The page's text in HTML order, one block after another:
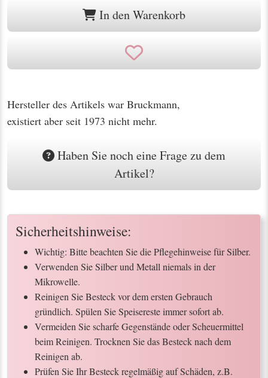
In den Warenkorb
Hersteller des Artikels war Bruckmann,
existiert aber seit 1973 nicht mehr.
Haben Sie noch eine Frage zu dem
Artikel?
Sicherheitshinweise:
Wichtig: Bitte beachten Sie die Pflegehinweise für Silber.
Verwenden Sie Silber und Metall niemals in der
Mikrowelle.
Reinigen Sie Besteck vor dem ersten Gebrauch
gründlich. Spülen Sie Speisereste immer sofort ab.
Vermeiden Sie scharfe Gegenstände oder Scheuermittel
beim Reinigen. Trocknen Sie das Besteck nach dem
Reinigen ab.
Prüfen Sie Ihr Besteck regelmäßig auf Schäden, z.B.